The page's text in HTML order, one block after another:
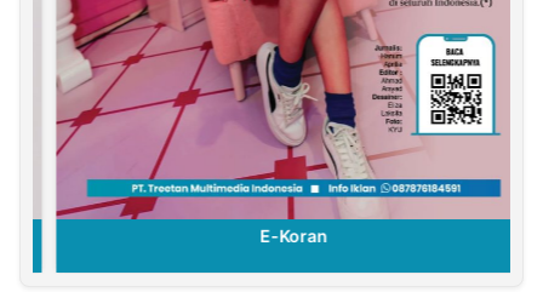
E-Koran